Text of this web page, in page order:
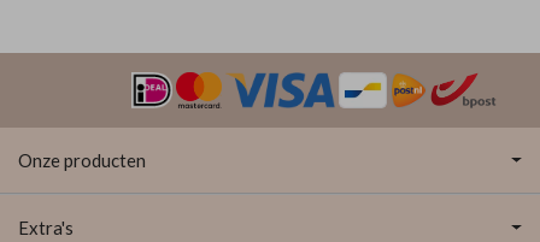
Onze producten
Extra's